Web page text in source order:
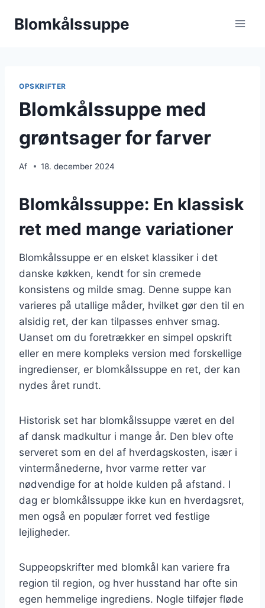
Blomkålssuppe
OPSKRIFTER
Blomkålssuppe med
grøntsager for farver
Af 18. december 2024
Blomkålssuppe: En klassisk
ret med mange variationer
Blomkålssuppe er en elsket klassiker i det
danske køkken, kendt for sin cremede
konsistens og milde smag. Denne suppe kan
varieres på utallige måder, hvilket gør den til en
alsidig ret, der kan tilpasses enhver smag.
Uanset om du foretrækker en simpel opskrift
eller en mere kompleks version med forskellige
ingredienser, er blomkålssuppe en ret, der kan
nydes året rundt.
Historisk set har blomkålssuppe været en del
af dansk madkultur i mange år. Den blev ofte
serveret som en del af hverdagskosten, især i
vintermånederne, hvor varme retter var
nødvendige for at holde kulden på afstand. I
dag er blomkålssuppe ikke kun en hverdagsret,
men også en populær forret ved festlige
lejligheder.
Suppeopskrifter med blomkål kan variere fra
region til region, og hver husstand har ofte sin
egen hemmelige ingrediens. Nogle tilføjer fløde